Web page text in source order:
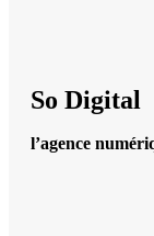
So Digital
l’agence